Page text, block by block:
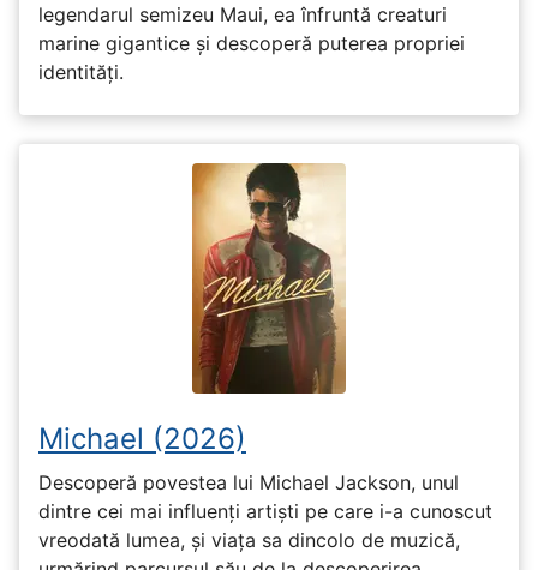
legendarul semizeu Maui, ea înfruntă creaturi
marine gigantice și descoperă puterea propriei
identități.
Michael (2026)
Descoperă povestea lui Michael Jackson, unul
dintre cei mai influenți artiști pe care i-a cunoscut
vreodată lumea, și viața sa dincolo de muzică,